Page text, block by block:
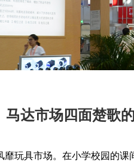
马达市场四面楚歌
具市场。在小学校园的课